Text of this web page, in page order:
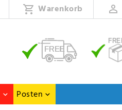
Warenkorb
Posten